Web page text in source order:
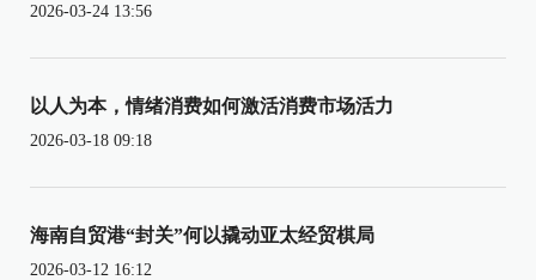
2026-03-24 13:56
以人为本，情绪消费如何激活消费市场活力
2026-03-18 09:18
海南自贸港“封关”何以撬动亚太经贸棋局
2026-03-12 16:12